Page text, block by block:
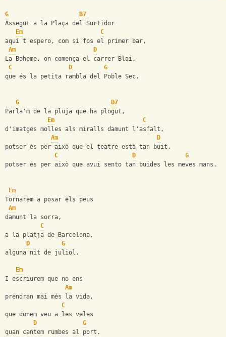
G
B7
Assegut a la Plaça del Surtidor
Em
C
aquí t'espero, com si fos el primer bar,
Am
D
La Boheme, on comença el carrer Blai,
C
D
G
que és la petita rambla del Poble Sec.
G
B7
Parla'm de la pluja que ha plogut,
Em
C
d'imatges molles als miralls damunt l'asfalt,
Am
D
potser és per això que el teatre està tan buit,
C
D
G
potser és per això que avui sento tan buides les meves mans.
Em
Tornarem a posar els peus
Am
damunt la sorra,
C
a la platja de Barcelona,
D
G
alguna nit de juliol.
Em
I escriurem que no ens
Am
prendran mai més la vida,
C
que donem veu a les veles
D
G
quan cantem rumbes al port.